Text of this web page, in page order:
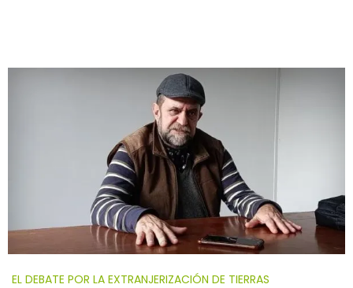
EL DEBATE POR LA EXTRANJERIZACIÓN DE TIERRAS